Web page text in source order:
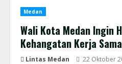
Medan
Wali Kota Medan Ingin
Kehangatan Kerja
Lintas Medan 22 Oktober